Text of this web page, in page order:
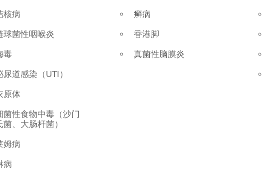
核病
球菌性咽喉炎
毒
尿道感染（UTI）
原体
菌性食物中毒（沙门
菌、大肠杆菌）
姆病
病
癣病
香港脚
真菌性脑膜炎